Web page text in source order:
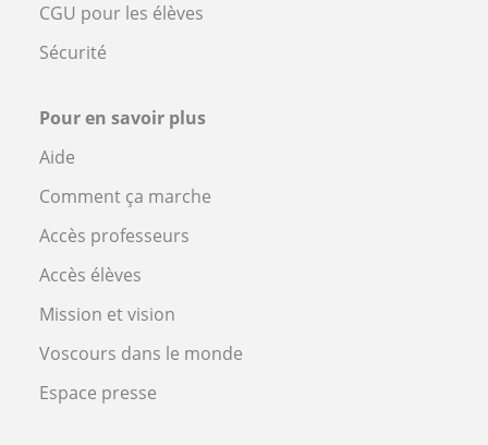
CGU pour les élèves
Sécurité
Pour en savoir plus
Aide
Comment ça marche
Accès professeurs
Accès élèves
Mission et vision
Voscours dans le monde
Espace presse